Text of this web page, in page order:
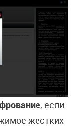
, если
жестких